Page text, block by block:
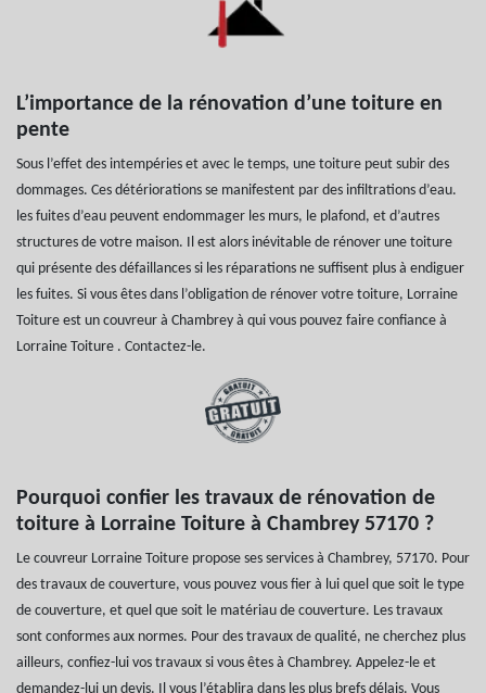
L’importance de la rénovation d’une toiture en
pente
Sous l’effet des intempéries et avec le temps, une toiture peut subir des
dommages. Ces détériorations se manifestent par des infiltrations d’eau.
les fuites d’eau peuvent endommager les murs, le plafond, et d’autres
structures de votre maison. Il est alors inévitable de rénover une toiture
qui présente des défaillances si les réparations ne suffisent plus à endiguer
les fuites. Si vous êtes dans l’obligation de rénover votre toiture, Lorraine
Toiture est un couvreur à Chambrey à qui vous pouvez faire confiance à
Lorraine Toiture . Contactez-le.
Pourquoi confier les travaux de rénovation de
toiture à Lorraine Toiture à Chambrey 57170 ?
Le couvreur Lorraine Toiture propose ses services à Chambrey, 57170. Pour
des travaux de couverture, vous pouvez vous fier à lui quel que soit le type
de couverture, et quel que soit le matériau de couverture. Les travaux
sont conformes aux normes. Pour des travaux de qualité, ne cherchez plus
ailleurs, confiez-lui vos travaux si vous êtes à Chambrey. Appelez-le et
demandez-lui un devis. Il vous l’établira dans les plus brefs délais. Vous